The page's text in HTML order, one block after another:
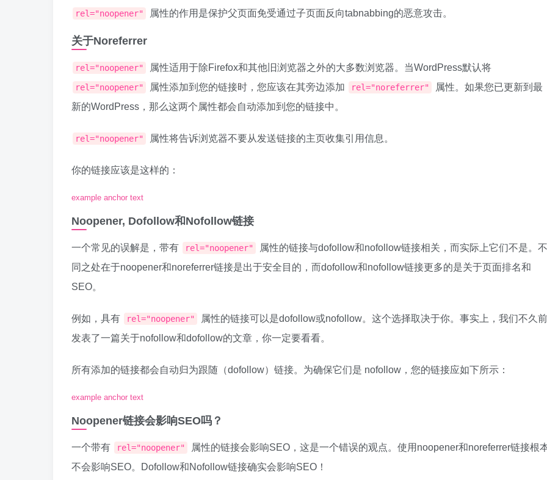
rel="noopener" 属性的作用是保护父页面免受通过子页面反向tabnabbing的恶意攻击。
关于Noreferrer
rel="noopener" 属性适用于除Firefox和其他旧浏览器之外的大多数浏览器。当WordPress默认将
rel="noopener" 属性添加到您的链接时，您应该在其旁边添加 rel="noreferrer"
属性。如果您已更新到最
新的WordPress，那么这两个属性都会自动添加到您的链接中。
rel="noopener" 属性将告诉浏览器不要从发送链接的主页收集引用信息。
你的链接应该是这样的：
example anchor text
Noopener, Dofollow和Nofollow链接
一个常见的误解是，带有 rel="noopener"
属性的链接与dofollow和nofollow链接相关，而实际上它们不是。不
同之处在于noopener和noreferrer链接是出于安全目的，而dofollow和nofollow链接更多的是关于页面排名和
SEO。
例如，具有 rel="noopener"
属性的链接可以是dofollow或nofollow。这个选择取决于你。事实上，我们不久前
发表了一篇关于nofollow和dofollow的文章，你一定要看看。
所有添加的链接都会自动归为跟随（dofollow）链接。为确保它们是 nofollow，您的链接应如下所示：
example anchor text
Noopener链接会影响SEO吗？
一个带有 rel="noopener"
属性的链接会影响SEO，这是一个错误的观点。使用noopener和noreferrer链接根
不会影响SEO。Dofollow和Nofollow链接确实会影响SEO！